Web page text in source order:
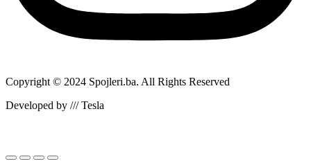
Copyright © 2024 Spojleri.ba. All Rights Reserved
Developed by /// Tesla